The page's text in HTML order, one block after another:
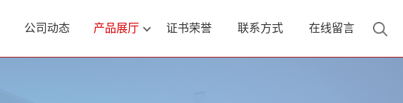
公司动态 产品展厅 证书荣誉 联系方式 在线留言